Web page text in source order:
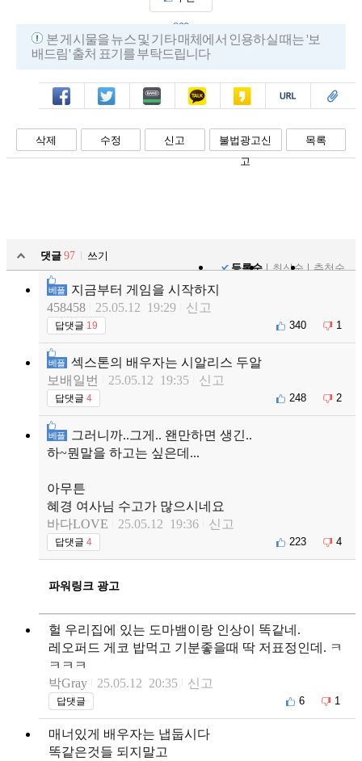
800
본 게시물을 뉴스 및 기타 매체에서 인용하실 때는 '보
배드림' 출처 표기를 부탁드립니다
페북 트윗 밴드 카톡 카스 복사 스크랩
삭제 수정 신고
불법광고신
고
목록
댓글 97
쓰기
등록순
최신순 추천순
베플
지금부터 게임을 시작하지
458458
25.05.12 19:29 신고
답댓글 19 340 1
베플
섹스톤의 배우자는 시알리스 두알
보배일번
25.05.12 19:35 신고
답댓글 4 248 2
베플
그러니까..그게.. 왠만하면 생긴..
하~뭔말을 하고는 싶은데...
아무튼
혜경 여사님 수고가 많으시네요
바다LOVE
25.05.12 19:36 신고
답댓글 4 223 4
파워링크 광고
헐 우리집에 있는 도마뱀이랑 인상이 똑같네.
레오퍼드 게코 밥먹고 기분좋을때 딱 저표정인데. ㅋ
ㅋㅋㅋ
박Gray
25.05.12 20:35 신고
답댓글 6 1
매너있게 배우자는 냅둡시다
똑같은것들 되지말고